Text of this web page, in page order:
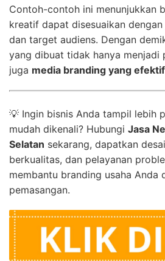
Contoh-contoh ini menunjukkan
kreatif dapat disesuaikan dengan
dan target audiens. Dengan
yang dibuat tidak hanya menjadi
juga media branding yang efektif
💡 Ingin bisnis Anda tampil lebih
mudah dikenali? Hubungi Jasa
Selatan sekarang, dapatkan
berkualitas, dan pelayanan
membantu branding usaha Anda
pemasangan.